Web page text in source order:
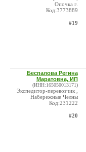
Опочка г.
Код:3773889
#19
Беспалова Регина
Маратовна, ИП
(ИНН:165050013171)
Экспедитор-перевозчик ,
Набережные Челны
Код:231222
#20